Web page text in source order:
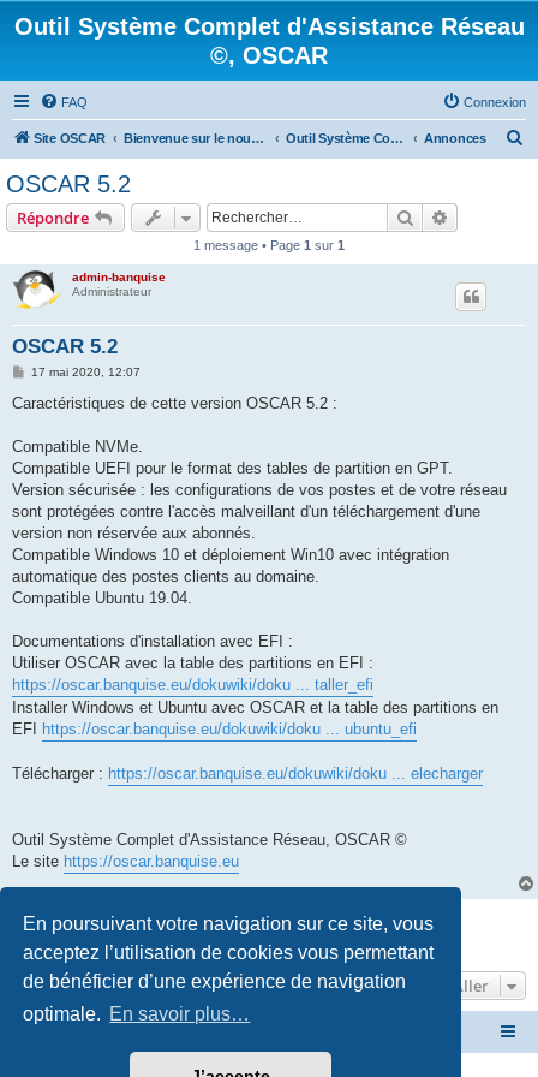
En poursuivant votre navigation sur ce site, vous
acceptez l’utilisation de cookies vous permettant
de bénéficier d’une expérience de navigation
optimale. En savoir plus…
Outil Système Complet d'Assistance Réseau
©, OSCAR
FAQ Connexion
Site OSCAR Bienvenue sur le nouveau forum OSCAR Outil Système Complet d'Assistance Réseau ©, OSCAR Annonces
OSCAR 5.2
Répondre Rechercher
1 message • Page 1 sur 1
admin-banquise
Administrateur
OSCAR 5.2
M
s
g
17 mai 2020, 12:07
Caractéristiques de cette version OSCAR 5.2 :
Compatible NVMe.
Compatible UEFI pour le format des tables de partition en GPT.
Version sécurisée : les configurations de vos postes et de votre réseau
sont protégées contre l'accès malveillant d'un téléchargement d'une
version non réservée aux abonnés.
Compatible Windows 10 et déploiement Win10 avec intégration
automatique des postes clients au domaine.
Compatible Ubuntu 19.04.
Documentations d'installation avec EFI :
Utiliser OSCAR avec la table des partitions en EFI :
https://oscar.banquise.eu/dokuwiki/doku ... taller_efi
Installer Windows et Ubuntu avec OSCAR et la table des partitions en
EFI
https://oscar.banquise.eu/dokuwiki/doku ... ubuntu_efi
Télécharger : https://oscar.banquise.eu/dokuwiki/doku ... elecharger
Outil Système Complet d'Assistance Réseau, OSCAR ©
Le site https://oscar.banquise.eu
Répondre
1 message • Page 1sur
Aller